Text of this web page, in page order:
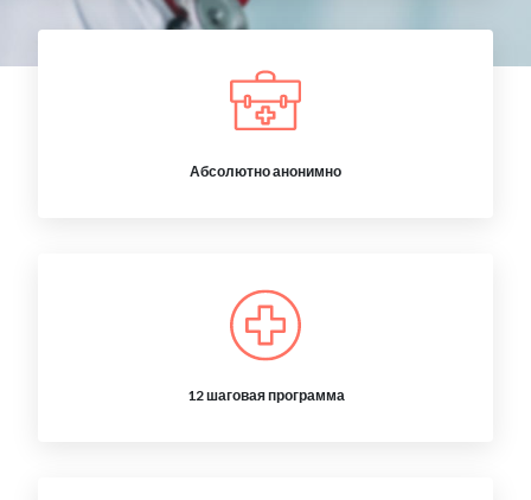
Абсолютно анонимно
12 шаговая программа